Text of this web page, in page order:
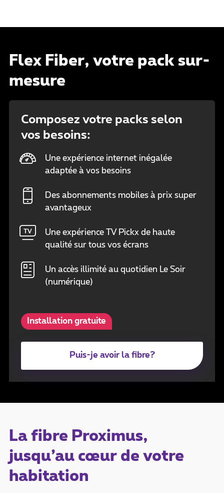
Flex Fiber, votre pack sur-
mesure
Composez votre packs selon
vos besoins:
Une expérience internet inégalée
adaptée à vos besoins
Des abonnements mobiles à prix super
avantageux
Une expérience TV Pickx de haute
qualité sur tous vos écrans
Un accès illimité au quotidien Le Soir
(numérique)
Installation gratuite
Puis-je avoir la fibre?
La fibre Proximus,
jusqu’au cœur de votre
habitation